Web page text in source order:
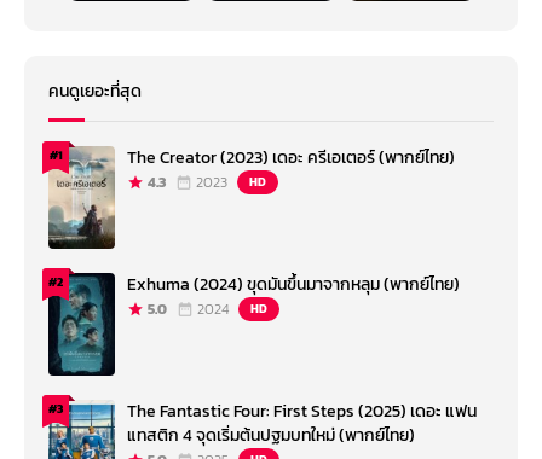
คนดูเยอะที่สุด
#1 The Creator (2023) เดอะ ครีเอเตอร์ (พากย์ไทย)
4.3 2023 HD
#2 Exhuma (2024) ขุดมันขึ้นมาจากหลุม (พากย์ไทย)
5.0 2024 HD
#3
The Fantastic Four: First Steps (2025) เดอะ แฟน
แทสติก 4 จุดเริ่มต้นปฐมบทใหม่ (พากย์ไทย)